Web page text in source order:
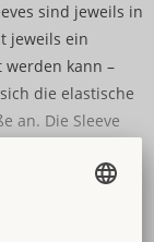
sind jeweils in
jeweils ein
werden kann –
die elastische
an. Die Sleeve
werden, um die